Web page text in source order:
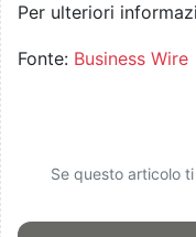
Per ulteriori
Fonte: Business Wire
Se questo articolo